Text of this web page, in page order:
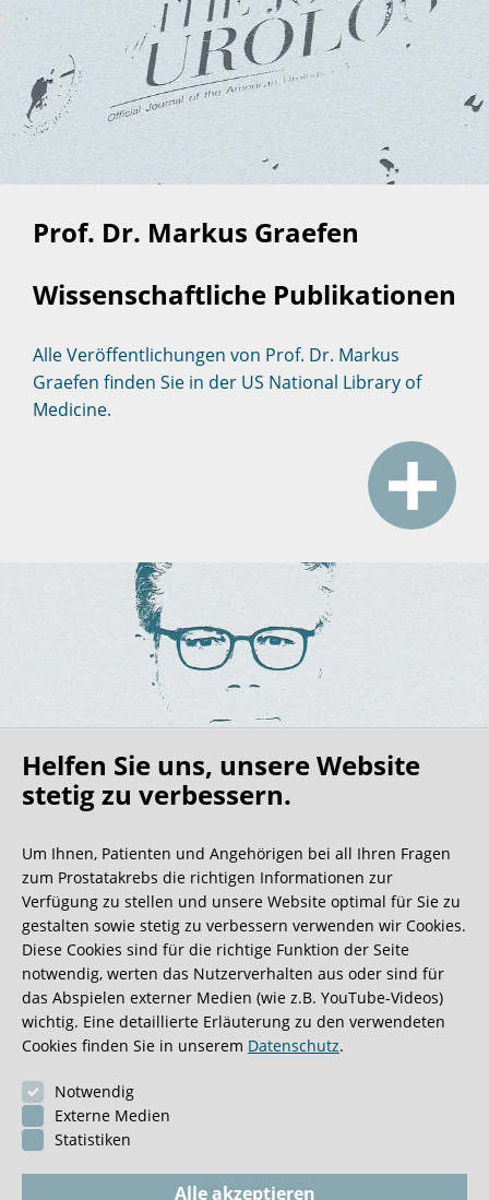
Prof. Dr. Markus Graefen
Wissenschaftliche Publikationen
Alle Veröffentlichungen von Prof. Dr. Markus
Graefen finden Sie in der US National Library of
Medicine.
Lebenslauf/ Biografie
Klassische und roboterassistierte, nervschonende
Entfernung der Prostata
Helfen Sie uns, unsere Website
stetig zu verbessern.
Um Ihnen, Patienten und Angehörigen bei all Ihren Fragen
zum Prostatakrebs die richtigen Informationen zur
Verfügung zu stellen und unsere Website optimal für Sie zu
gestalten sowie stetig zu verbessern verwenden wir Cookies.
Diese Cookies sind für die richtige Funktion der Seite
notwendig, werten das Nutzerverhalten aus oder sind für
das Abspielen externer Medien (wie z.B. YouTube-Videos)
wichtig. Eine detaillierte Erläuterung zu den verwendeten
Cookies finden Sie in unserem Datenschutz.
Notwendig
Externe Medien
Statistiken
Alle akzeptieren